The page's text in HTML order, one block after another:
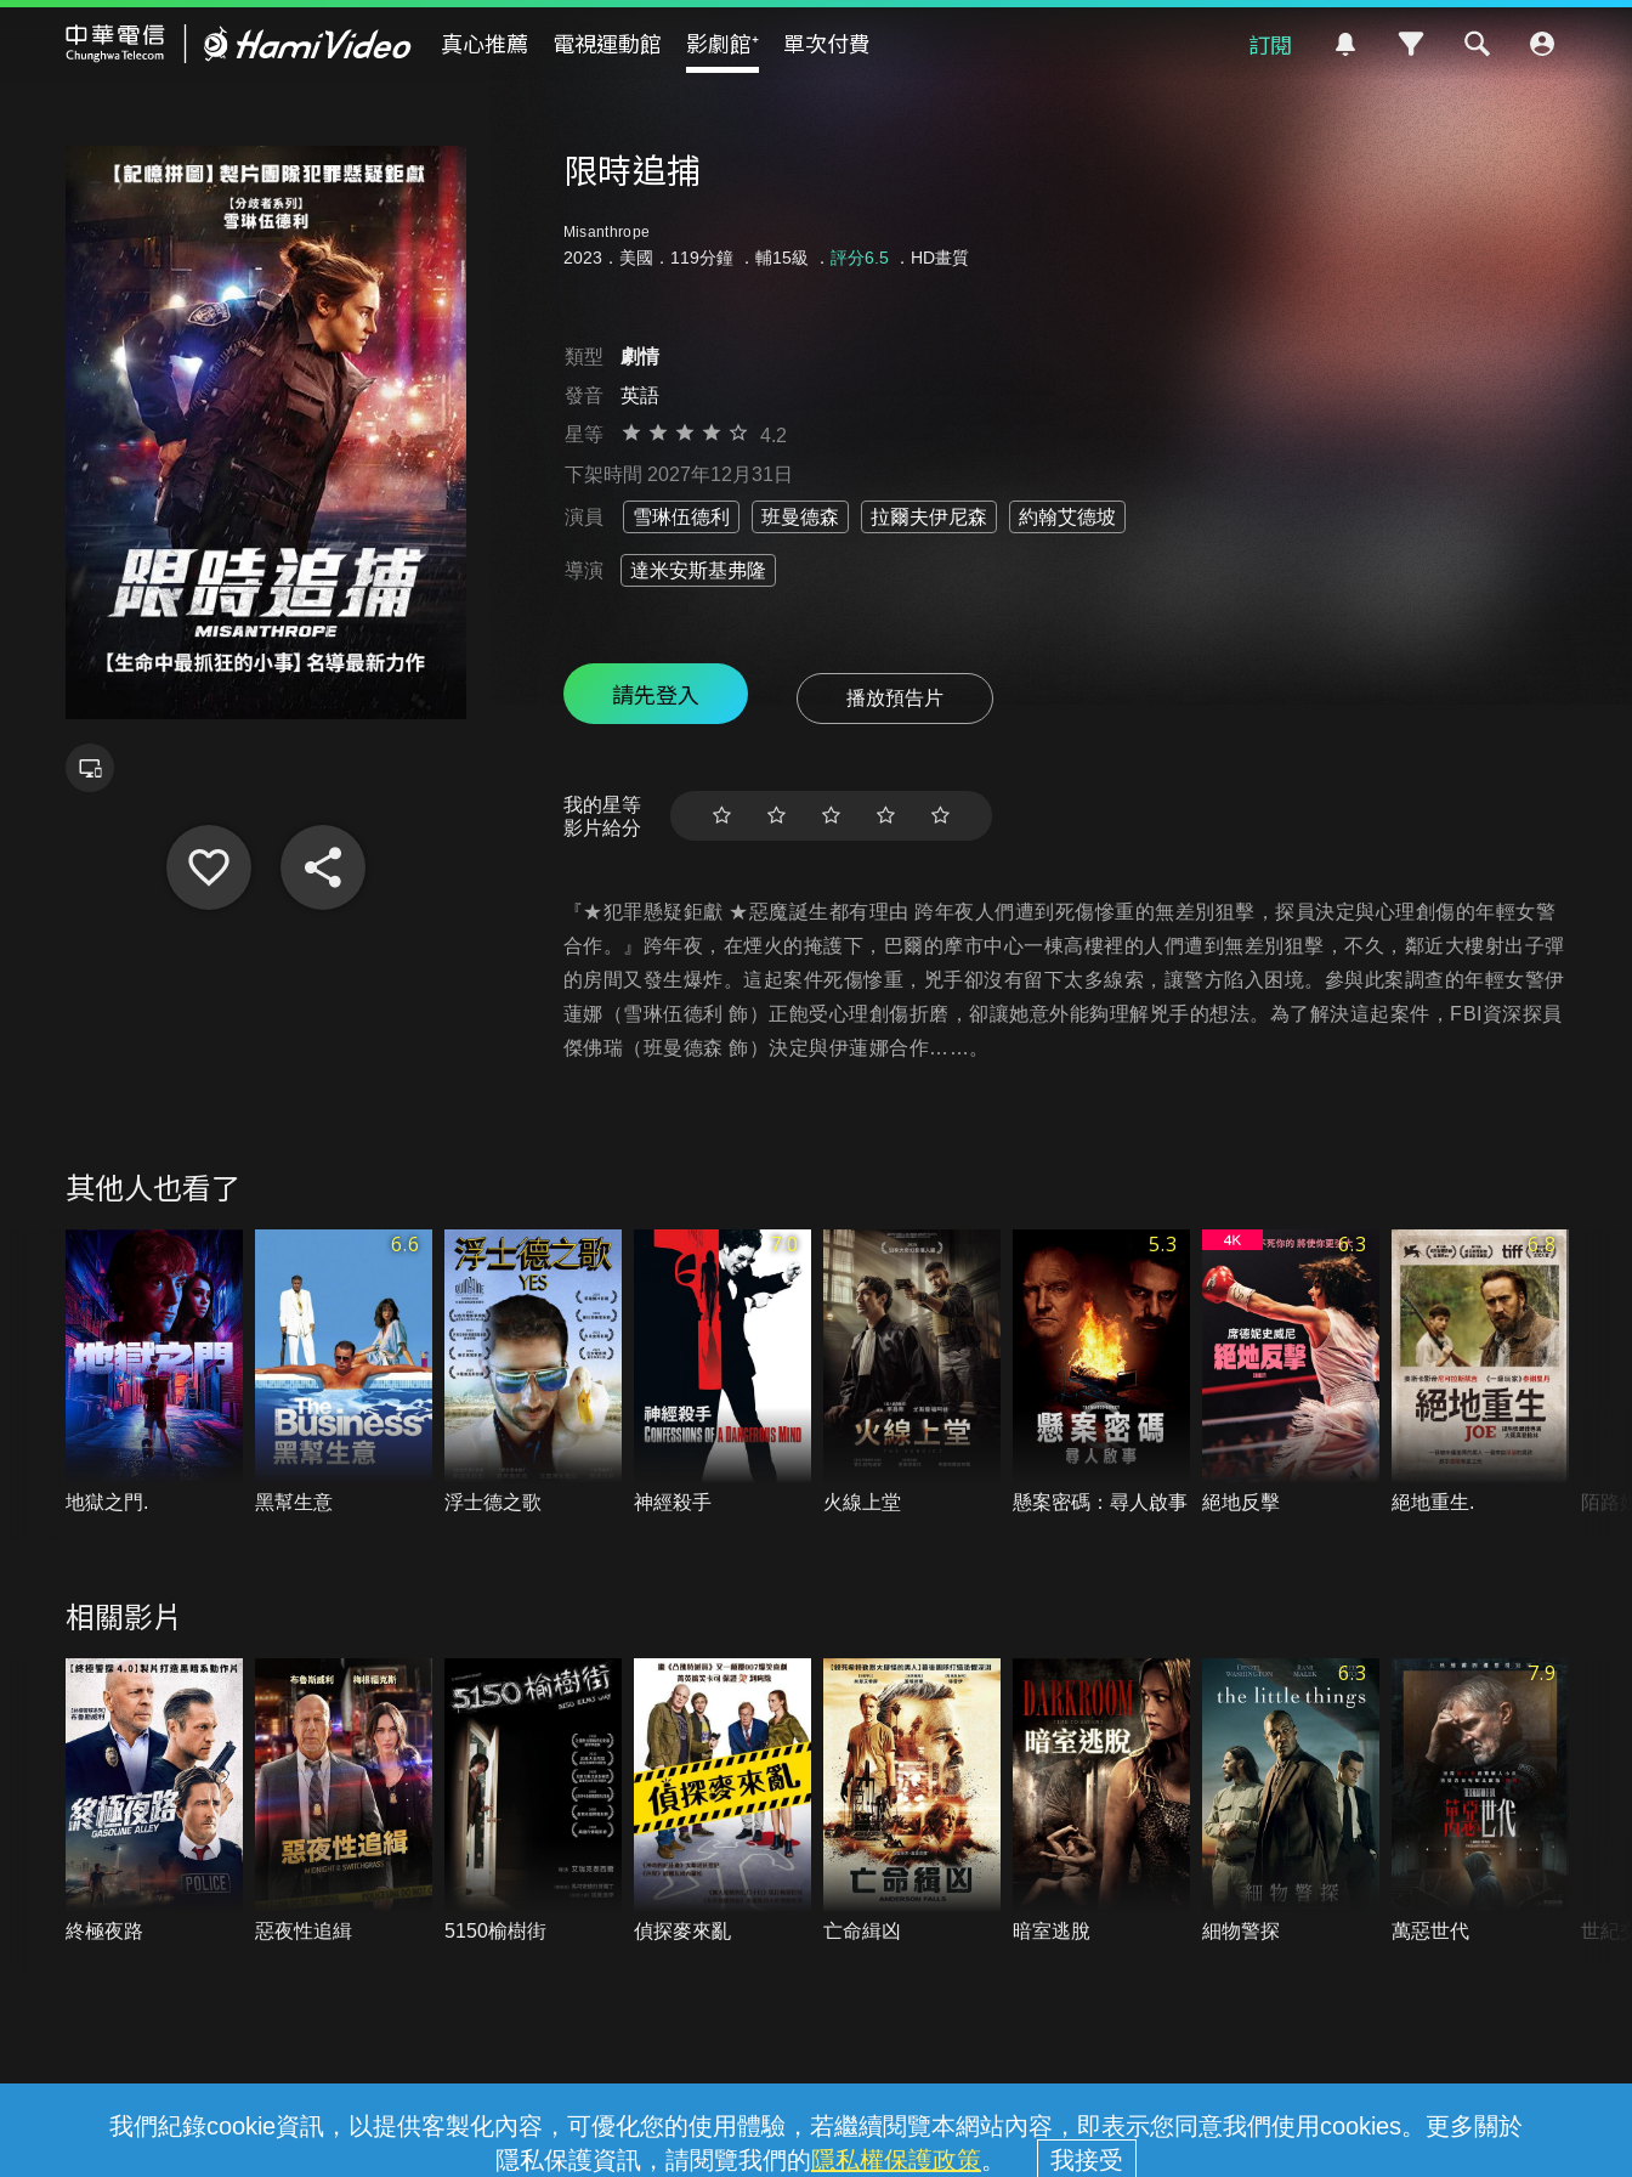
我們紀錄cookie資訊，以提供客製化內容，可優化您的使用體驗，若繼續閱覽本網站內容，即表示您同意我們使用cookies。更多關於
隱私保護資訊，請閱覽我們的隱私權保護政策。
真心推薦 電視運動館 影劇館⁺ 單次付費 訂閱
限時追捕
Misanthrope
2023．美國．119分鐘 ． 輔15級 ． 評分6.5．HD畫質
類型
劇情
發音
英語
星等
4.2
下架時間 2027年12月31日
演員 雪琳伍德利 班曼德森 拉爾夫伊尼森 約翰艾德坡
導演 達米安斯基弗隆
請先登入 播放預告片
我的星等
影片給分
『★犯罪懸疑鉅獻 ★惡魔誕生都有理由 跨年夜人們遭到死傷慘重的無差別狙擊，探員決定與心理創傷的年輕女警
合作。』跨年夜，在煙火的掩護下，巴爾的摩市中心一棟高樓裡的人們遭到無差別狙擊，不久，鄰近大樓射出子彈
的房間又發生爆炸。這起案件死傷慘重，兇手卻沒有留下太多線索，讓警方陷入困境。參與此案調查的年輕女警伊
蓮娜（雪琳伍德利 飾）正飽受心理創傷折磨，卻讓她意外能夠理解兇手的想法。為了解決這起案件，FBI資深探員
傑佛瑞（班曼德森 飾）決定與伊蓮娜合作……。
其他人也看了
地獄之門.
6.6
黑幫生意 浮士德之歌
7.0
神經殺手 火線上堂
5.3
懸案密碼：尋人啟事
6.3
絕地反擊
6.8
絕地重生. 陌路
相關影片
終極夜路 惡夜性追緝 5150榆樹街 偵探麥來亂 亡命緝凶 暗室逃脫
6.3
細物警探
7.9
萬惡世代 世紀
線上客服 服務條款 隱私權保護
中華電信股份有限公司個人家庭分公司 (統一編號：96979949) © 2026